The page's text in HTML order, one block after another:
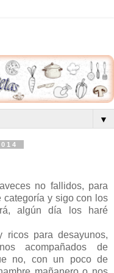
▼
no fallidos, para
categoría y sigo con los
algún día los haré
ricos para desayunos,
acompañados de
no, con un poco de